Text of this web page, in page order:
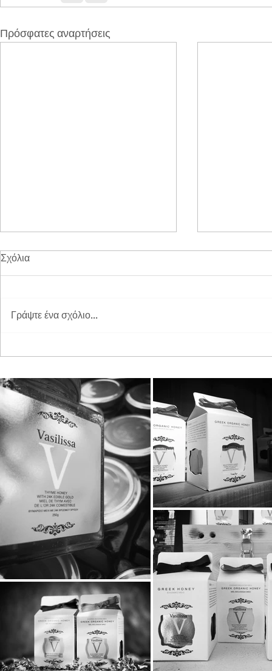
Πρόσφατες αναρτήσεις
Exports Awards 2026
ξεχωριστή
Σχόλια
Γράψτε ένα σχόλιο...